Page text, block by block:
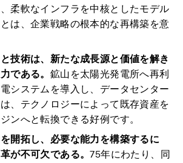
柔軟なインフラを中核としたモデル
は、企業戦略の根本的な再構築を意
技術は、新たな成長源と価値を解き
である。 鉱山を太陽光発電所へ再利
システムを導入し、データセンター
、テクノロジーによって既存資産を
ンへと転換できる好例です。
開拓し、必要な能力を構築するに
が不可欠である。75年にわたり、同